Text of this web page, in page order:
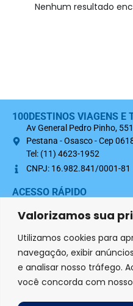
Valorizamos sua
Utilizamos cookies para
navegação, exibir
e analisar nosso tráfego.
você concorda com
Nenhum resultado
100DESTINOS VIAGENS E
Av General Pedro Pinho,
Pestana - Osasco - Cep
Tel: (11) 4623-1952
CNPJ: 16.982.841/0001-81
ACESSO RÁPIDO
SIGA-NOS NAS REDES